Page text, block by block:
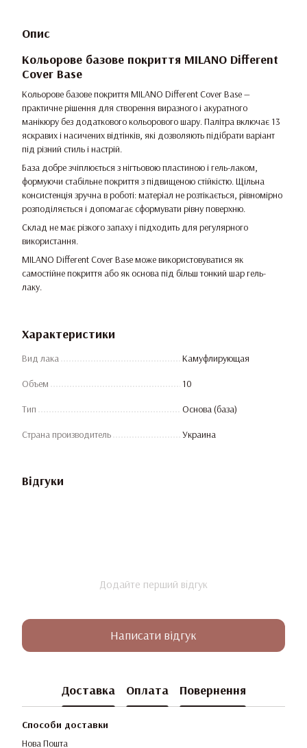
Опис
Кольорове базове покриття MILANO Different
Cover Base
Кольорове базове покриття MILANO Different Cover Base —
практичне рішення для створення виразного і акуратного
манікюру без додаткового кольорового шару. Палітра включає 13
яскравих і насичених відтінків, які дозволяють підібрати варіант
під різний стиль і настрій.
База добре зчіплюється з нігтьовою пластиною і гель-лаком,
формуючи стабільне покриття з підвищеною стійкістю. Щільна
консистенція зручна в роботі: матеріал не розтікається, рівномірно
розподіляється і допомагає сформувати рівну поверхню.
Склад не має різкого запаху і підходить для регулярного
використання.
MILANO Different Cover Base може використовуватися як
самостійне покриття або як основа під більш тонкий шар гель-
лаку.
Характеристики
Вид лака Камуфлирующая
Объем 10
Тип Основа (база)
Страна производитель Украина
Відгуки
Додайте перший відгук
Написати відгук
Доставка Оплата Повернення
Способи доставки
Нова Пошта